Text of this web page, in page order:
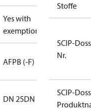
Yes with
exemptions
AFPB (-F)
DN 25DN 32
Stoffe
SCIP-
Nr.
SCIP-